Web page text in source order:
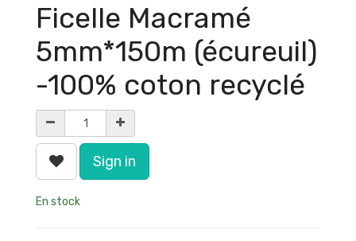
Ficelle Macramé
5mm*150m (écureuil)
-100% coton recyclé
Sign in
En stock